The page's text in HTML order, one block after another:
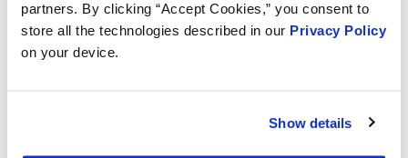
partners. By clicking “Accept Cookies,” you consent to
store all the technologies described in our Privacy Policy
on your device.
Show details
Los tapones de aceite se utilizan principalmente para
útil del vehículo, para la ventilación del cárter.